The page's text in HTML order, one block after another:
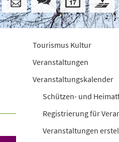
Tourismus Kultur
Veranstaltungen
Veranstaltungskalender
Schützen- und
Registrierung für
Veranstaltungen